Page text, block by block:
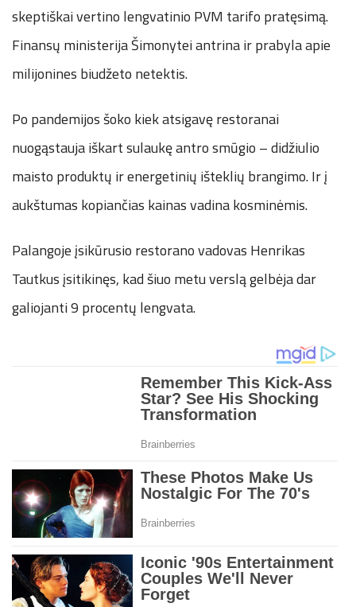
skeptiškai vertino lengvatinio PVM tarifo pratęsimą.
Finansų ministerija Šimonytei antrina ir prabyla apie
milijonines biudžeto netektis.
Po pandemijos šoko kiek atsigavę restoranai
nuogąstauja iškart sulaukę antro smūgio – didžiulio
maisto produktų ir energetinių išteklių brangimo. Ir į
aukštumas kopiančias kainas vadina kosminėmis.
Palangoje įsikūrusio restorano vadovas Henrikas
Tautkus įsitikinęs, kad šiuo metu verslą gelbėja dar
galiojanti 9 procentų lengvata.